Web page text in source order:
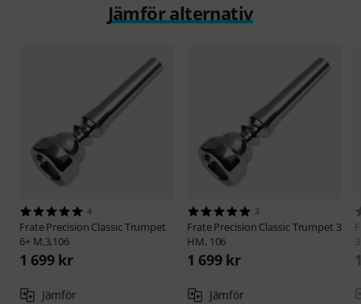
Jämför alternativ
4
Frate Precision Classic Trumpet
6+ M,3,106
1 699 kr
Jämför
3
Frate Precision Classic Trumpet 3
HM, 106
1 699 kr
Jämför